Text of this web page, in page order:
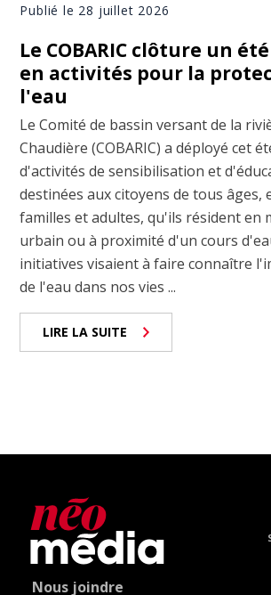
Publié le 28 juillet 2026
Le COBARIC clôture un
en activités pour la
l'eau
Le Comité de bassin versant de la
Chaudière (COBARIC) a déployé cet
d'activités de sensibilisation et
destinées aux citoyens de tous âges,
familles et adultes, qu'ils résident en
urbain ou à proximité d'un cours
initiatives visaient à faire connaître
de l'eau dans nos vies ...
LIRE LA SUITE
Nous joindre